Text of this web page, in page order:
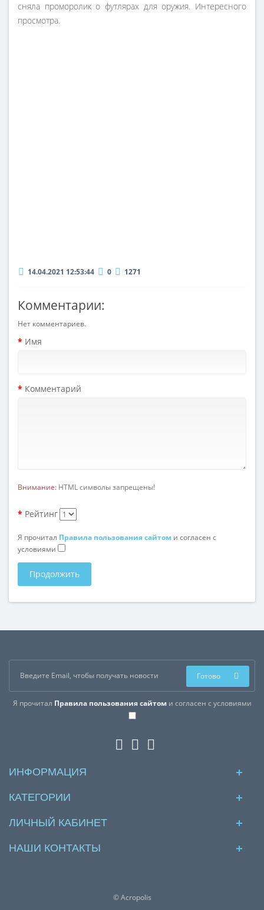
сняла проморолик о футлярах для оружия. Интересного
просмотра.
14.04.2021 12:53:44 0 1271
Комментарии:
Нет комментариев.
Имя
Комментарий
Внимание: HTML символы запрещены!
Рейтинг
Я прочитал Правила пользования сайтом и согласен с
условиями
Продолжить
Я прочитал Правила пользования сайтоми согласен с условиями
Готово
ИНФОРМАЦИЯ
КАТЕГОРИИ
ЛИЧНЫЙ КАБИНЕТ
НАШИ КОНТАКТЫ
© Acropolis